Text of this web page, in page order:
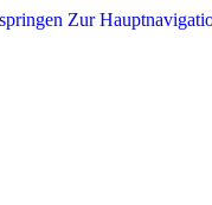
Zur